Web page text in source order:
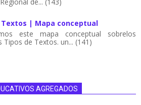
Textos | Mapa conceptual
este mapa conceptual sobrelos
Tipos de Textos. un... (141)
AGREGADOS